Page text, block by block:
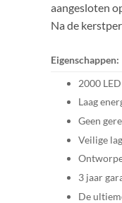
aangesloten
Na de
Eigenschappen:
2000
Laag
Geen
Veilige
3 jaar
De